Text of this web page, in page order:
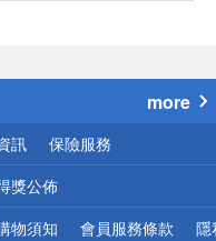
more
訊 保險服務
獎公佈
物須知 會員服務條款 隱